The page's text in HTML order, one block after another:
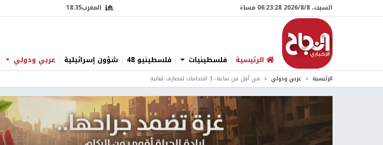
السبت، 8/‏8/‏2026 06:23:29 مساءً المغرب18:35
الرئيسية فلسطينيات فلسطينيو 48 شؤون إسرائيلية عربي ودولي
الرئيسية عربي ودولي في أقل من ساعة- 3 اقتحامات لمصارف لبنانية